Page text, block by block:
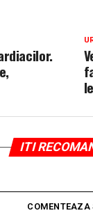
ITI
COMENTEAZA